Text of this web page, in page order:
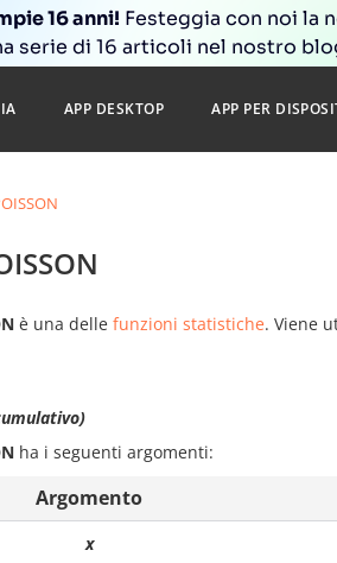
16 anni! Festeggia con noi la
serie di 16 articoli nel nostro
IA APP DESKTOP APP PER
è una delle funzioni statistiche. Viene
ha i seguenti argomenti:
Argomento
x